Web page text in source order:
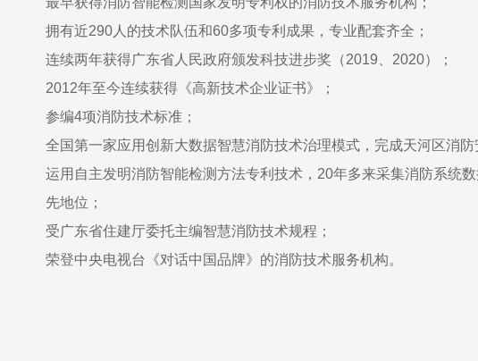
拥有近290人的技术队伍和60多项专利成果，专业配套齐全；
连续两年获得广东省人民政府颁发科技进步奖（2019、2020）；
2012年至今连续获得《高新技术企业证书》；
参编4项消防技术标准；
全国第一家应用创新大数据智慧消防技术治理模式，完成天河区消
运用自主发明消防智能检测方法专利技术，20年多来采集消防系统
先地位；
受广东省住建厅委托主编智慧消防技术规程；
荣登中央电视台《对话中国品牌》的消防技术服务机构。